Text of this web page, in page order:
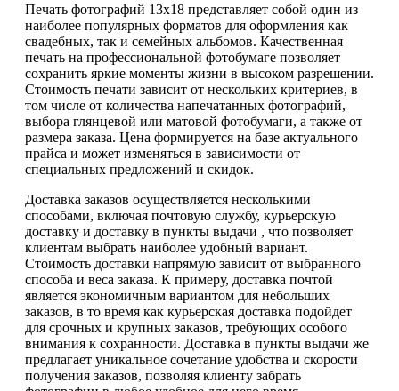
Печать фотографий 13х18 представляет собой один из
наиболее популярных форматов для оформления как
свадебных, так и семейных альбомов. Качественная
печать на профессиональной фотобумаге позволяет
сохранить яркие моменты жизни в высоком разрешении.
Стоимость печати зависит от нескольких критериев, в
том числе от количества напечатанных фотографий,
выбора глянцевой или матовой фотобумаги, а также от
размера заказа. Цена формируется на базе актуального
прайса и может изменяться в зависимости от
специальных предложений и скидок.
Доставка заказов осуществляется несколькими
способами, включая почтовую службу, курьерскую
доставку и доставку в пункты выдачи , что позволяет
клиентам выбрать наиболее удобный вариант.
Стоимость доставки напрямую зависит от выбранного
способа и веса заказа. К примеру, доставка почтой
является экономичным вариантом для небольших
заказов, в то время как курьерская доставка подойдет
для срочных и крупных заказов, требующих особого
внимания к сохранности. Доставка в пункты выдачи же
предлагает уникальное сочетание удобства и скорости
получения заказов, позволяя клиенту забрать